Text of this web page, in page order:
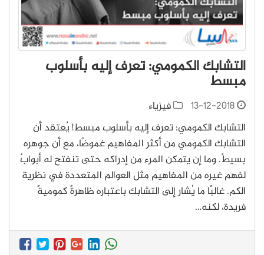
التشابك الكمومي: تعرف إليه بأسلوب
مبسط
13-12-2018
فيزياء
التشابك الكمومي: تعرف إليه بأسلوب مبسط! يُعتقد أن
التشابك الكمومي من أكثر المفاهيم غموضًا، مع أن جوهره
بسيطٌ. وما إن يتمكن المرء من إدراكه حتى تنفتح له أبوابٌ
لفهم غيره من المفاهيم مثل العوالم المتعددة في نظرية
الكم. غالبًا ما يُشار إلى التشابك باعتباره ظاهرةً كموميةً
فريدة، لكنه…